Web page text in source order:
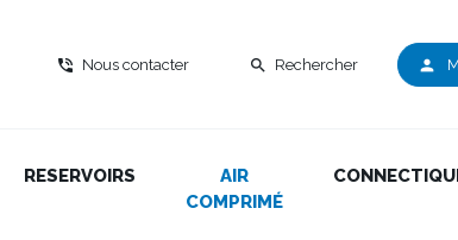
phone_in_talk Nous contacter search Rechercher person
RESERVOIRS
AIR
COMPRIMÉ